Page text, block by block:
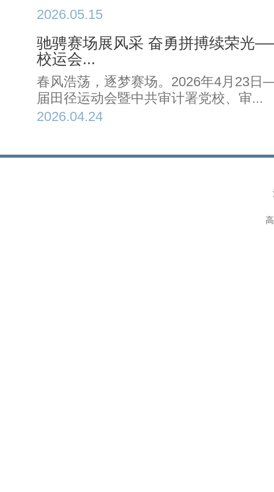
2026.05.15
驰骋赛场展风采 奋勇拼搏续荣光
校运会...
春风浩荡，逐梦赛场。2026年4月23日
届田径运动会暨中共审计署党校、审...
2026.04.24